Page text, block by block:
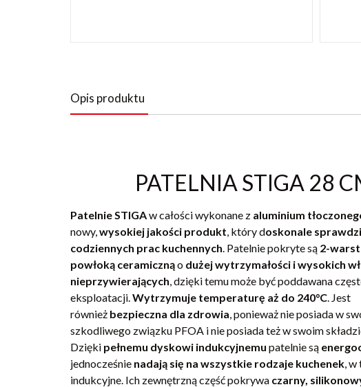
Opis produktu
PATELNIA STIGA 28
Patelnie STIGAw całości wykonane z aluminium
nowy,wysokiej jakości produkt, który doskonale
codziennych prac kuchennych. Patelnie pokryte są 2-
powłoką ceramicznąo dużej wytrzymałości i wysokich
nieprzywierających, dzięki temu może być poddawana
eksploatacji.Wytrzymuje temperaturę aż do 240°C. Jest
również bezpieczna dla zdrowia, ponieważ nie posiada w
szkodliwego związku PFOA i nie posiada też w swoim
Dzięki pełnemu dyskowi indukcyjnemu patelnie są
jednocześnie nadają się na wszystkie rodzaje kuchenek, w
indukcyjne. Ich zewnętrzną część pokrywa czarny,